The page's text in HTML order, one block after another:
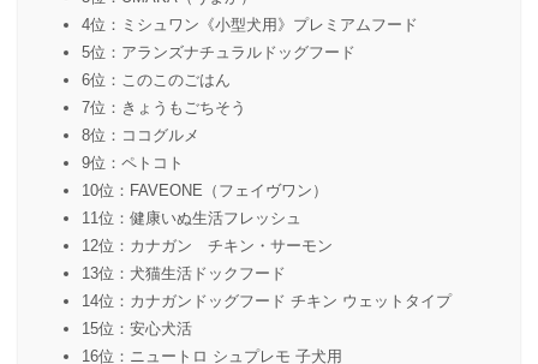
4位：ミシュワン《小型犬用》プレミアムフード
5位：アランズナチュラルドッグフード
6位：このこのごはん
7位：きょうもごちそう
8位：ココグルメ
9位：ペトコト
10位：FAVEONE（フェイヴワン）
11位：健康いぬ生活フレッシュ
12位：カナガン チキン・サーモン
13位：犬猫生活ドックフード
14位：カナガンドッグフード チキン ウェットタイプ
15位：安心犬活
16位：ニュートロ シュプレモ 子犬用